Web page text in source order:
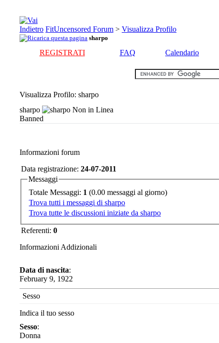
FitUncensored Forum > Visualizza Profilo
sharpo
REGISTRATI FAQ Calendario
Visualizza Profilo: sharpo
sharpo
Banned
Informazioni forum
Data registrazione: 24-07-2011
Messaggi
Totale Messaggi: 1 (0.00 messaggi al giorno)
Trova tutti i messaggi di sharpo
Trova tutte le discussioni iniziate da sharpo
Referenti: 0
Informazioni Addizionali
Data di nascita:
February 9, 1922
Sesso
Indica il tuo sesso
Sesso:
Donna